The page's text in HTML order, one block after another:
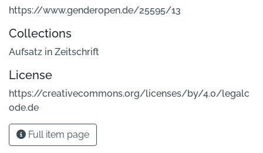
https://www.genderopen.de/25595/13
Collections
Aufsatz in Zeitschrift
License
https://creativecommons.org/licenses/by/4.0/legalc
ode.de
Full item page